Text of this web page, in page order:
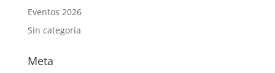
Eventos 2026
Sin categoría
Meta